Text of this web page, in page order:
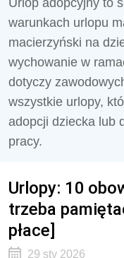
Urlop adopcyjny to
warunkach urlopu
macierzyński na
wychowanie w
dotyczy
wszystkie urlopy,
adopcji dziecka lub
pracy.
Urlopy: 10
trzeba
płace]
29 sty 2026